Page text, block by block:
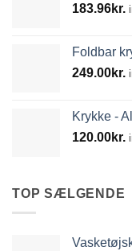
183.96kr.
Foldbar
249.00kr.
Krykke -
120.00kr.
TOP SÆLGENDE